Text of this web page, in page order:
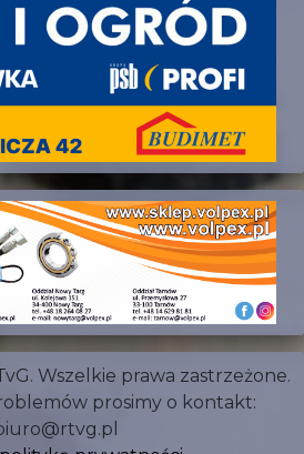
Wszelkie prawa zastrzeżone.
prosimy o kontakt: